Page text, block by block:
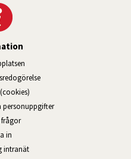
personuppgifter
in
intranätÖppnas i nytt fönster.